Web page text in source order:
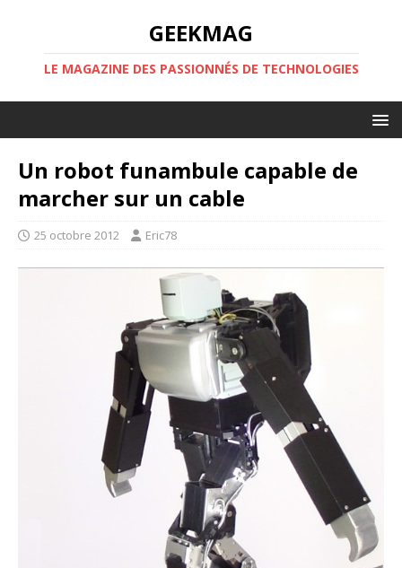
GEEKMAG
LE MAGAZINE DES PASSIONNÉS DE TECHNOLOGIES
Un robot funambule capable de
marcher sur un cable
25 octobre 2012 Eric78